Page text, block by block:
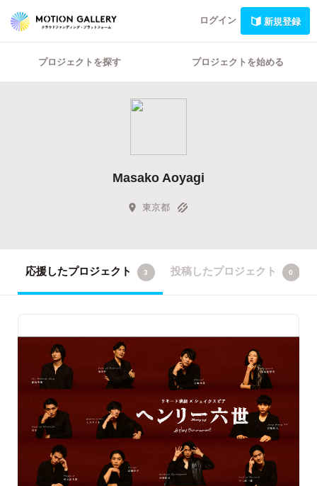
ログイン 新規登録
プロジェクトを探す プロジェクトを始める
Masako Aoyagi
東京都
応援したプロジェクト 3 投稿したプロジェクト 0